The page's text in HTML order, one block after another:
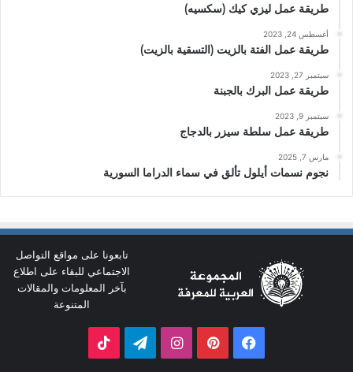
طريقة عمل ليزي كيك (سكسيه)
أغسطس 24, 2023
طريقة عمل الفتة بالزيت (التسقية بالزيت)
سبتمبر 27, 2023
طريقة عمل البرك بالجبنة
سبتمبر 9, 2023
طريقة عمل سلطة سيزر بالدجاج
مارس 7, 2025
نجوم نسمات أيلول تألق في سماء الدراما السورية
تابعونا على مواقع التواصل
الاجتماعي للبقاء على اطلاع
بآخر المعلومات والمقالات
المتنوعة
فيسبوك بينتيريستانستقرامتيلقرام